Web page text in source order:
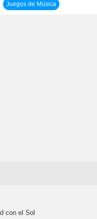
Juegos de Música
con el Sol